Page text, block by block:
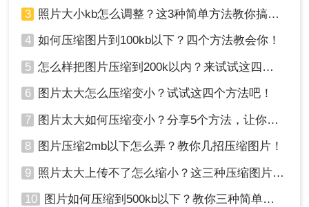
3 照片大小kb怎么调整？这3种简单方法教你搞定！
4 如何压缩图片到100kb以下？四个方法教会你！
5 怎么样把图片压缩到200k以内？来试试这四种压缩方法！
6 图片太大怎么压缩变小？试试这四个方法吧！
7 图片太大如何压缩变小？分享5个方法，让你轻松调整图片大小
8 图片压缩2mb以下怎么弄？教你几招压缩图片！
9 照片太大上传不了怎么缩小？这三种压缩图片的方法非常实用！
10 图片如何压缩到500kb以下？教你三种简单方法！